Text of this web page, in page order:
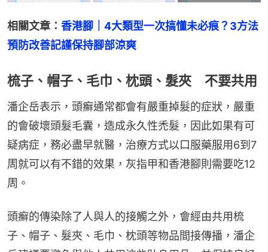
相關文章： 香港腳｜4大類型一次搞懂未必痕？3方法
預防改善記謹保持腳部涼爽
梳子、帽子、毛巾、枕頭、髮夾 不要共用
潘企岳表示，頭癬通常都會有嚴重掉髮的症狀，嚴重
的會破壞頭髮毛囊，造成永久性禿髮，因此如果有可
疑病症，務必盡早就醫，治療方式以口服藥服用6到7
周就可以有不錯的效果，灰指甲和香港腳則需要吃12
周。
頭癬的傳染除了人與人的接觸之外，會經由共用梳
子、帽子、髮夾、毛巾、枕頭等物品間接傳播，潘企